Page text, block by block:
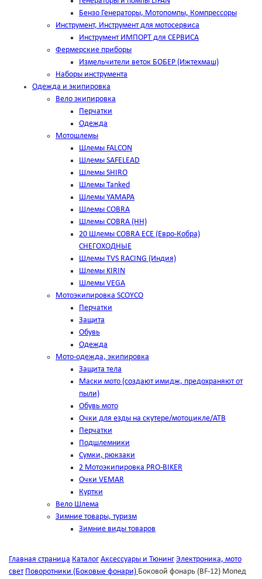
Бензо Генераторы, Мотопомпы, Компрессоры
Инструмент, Инструмент для мотосервиса
Инструмент ИМПОРТ для СЕРВИСА
Фермерские приборы
Измельчители веток БОБЕР (Ижтехмаш)
Наборы инструмента
Одежда и экипировка
Вело экипировка
Перчатки
Одежда
Мотошлемы
Шлемы FALCON
Шлемы SAFELEAD
Шлемы SHIRO
Шлемы Tanked
Шлемы YAMAPA
Шлемы COBRA
Шлемы COBRA (HH)
20 Шлемы COBRA ECE (Евро-Кобра)
СНЕГОХОДНЫЕ
Шлемы TVS RACING (Индия)
Шлемы KIRIN
Шлемы VEGA
Мотоэкипировка SCOYCO
Перчатки
Защита
Обувь
Одежда
Мото-одежда, экипировка
Защита тела
Маски мото (создают имидж, предохраняют от
пыли)
Обувь мото
Очки для езды на скутере/мотоцикле/АТВ
Перчатки
Подшлемники
Сумки, рюкзаки
2 Мотоэкипировка PRO-BIKER
Очки VEMAR
Куртки
Вело Шлема
Зимние товары, туризм
Зимние виды товаров
Главная страница Каталог Аксессуары и Тюнинг Электроника, мото
свет Поворотники (Боковые фонари) Боковой фонарь (BF-12) Мопед